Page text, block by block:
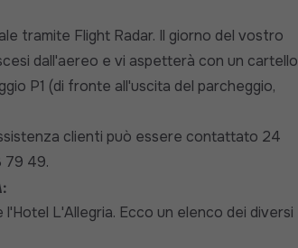
tramite Flight Radar. Il giorno del vostro
dall'aereo e vi aspetterà con un cartello
P1 (di fronte all'uscita del parcheggio,
clienti può essere contattato 24
79 49.
L'Allegria. Ecco un elenco dei diversi